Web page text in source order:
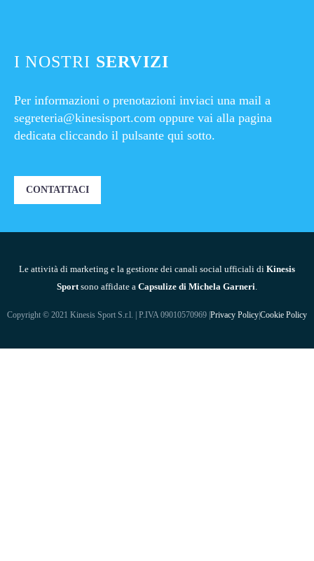
I NOSTRI SERVIZI
Per informazioni o prenotazioni inviaci una mail a
segreteria@kinesisport.com oppure vai alla pagina
dedicata cliccando il pulsante qui sotto.
CONTATTACI
Le attività di marketing e la gestione dei canali social ufficiali di Kinesis
Sport sono affidate a Capsulize di Michela Garneri
Copyright © 2021 Kinesis Sport S.r.l. | P.IVA 09010570969 | Privacy PolicyCookie Policy